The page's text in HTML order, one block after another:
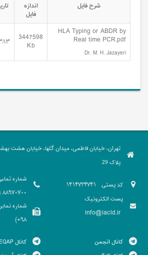
شرح فایل اندازه
فایل
HLA Typing or ABDR by
Real time PCR.pdf
Dr. M. H. Jazayeri
3447598
Kb
تهران، خیابان فاطمی، میدان گلها، خیابان هشت
پلاک 29
کد پستی
پست الکترونیک
info@iacld.ir
شماره
88970700 (21 98+)
شماره نمابر
98+)
کانال انجمن
کانال EQAP